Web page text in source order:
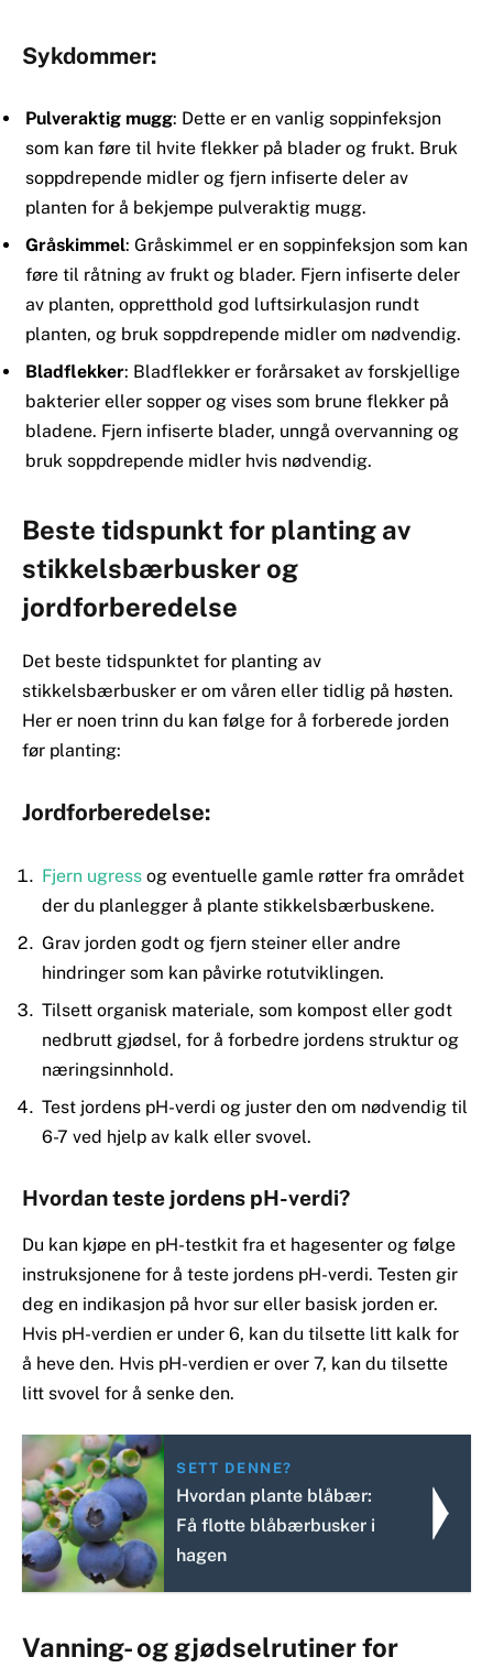
Sykdommer:
Pulveraktig mugg: Dette er en vanlig soppinfeksjon
som kan føre til hvite flekker på blader og frukt. Bruk
soppdrepende midler og fjern infiserte deler av
planten for å bekjempe pulveraktig mugg.
Gråskimmel: Gråskimmel er en soppinfeksjon som kan
føre til råtning av frukt og blader. Fjern infiserte deler
av planten, oppretthold god luftsirkulasjon rundt
planten, og bruk soppdrepende midler om nødvendig.
Bladflekker: Bladflekker er forårsaket av forskjellige
bakterier eller sopper og vises som brune flekker på
bladene. Fjern infiserte blader, unngå overvanning og
bruk soppdrepende midler hvis nødvendig.
Beste tidspunkt for planting av
stikkelsbærbusker og
jordforberedelse
Det beste tidspunktet for planting av
stikkelsbærbusker er om våren eller tidlig på høsten.
Her er noen trinn du kan følge for å forberede jorden
før planting:
Jordforberedelse:
Fjern ugress og eventuelle gamle røtter fra området
der du planlegger å plante stikkelsbærbuskene.
Grav jorden godt og fjern steiner eller andre
hindringer som kan påvirke rotutviklingen.
Tilsett organisk materiale, som kompost eller godt
nedbrutt gjødsel, for å forbedre jordens struktur og
næringsinnhold.
Test jordens pH-verdi og juster den om nødvendig til
6-7 ved hjelp av kalk eller svovel.
Hvordan teste jordens pH-verdi?
Du kan kjøpe en pH-testkit fra et hagesenter og følge
instruksjonene for å teste jordens pH-verdi. Testen gir
deg en indikasjon på hvor sur eller basisk jorden er.
Hvis pH-verdien er under 6, kan du tilsette litt kalk for
å heve den. Hvis pH-verdien er over 7, kan du tilsette
litt svovel for å senke den.
SETT DENNE?
Hvordan plante blåbær:
Få flotte blåbærbusker i
hagen
Vanning- og gjødselrutiner for